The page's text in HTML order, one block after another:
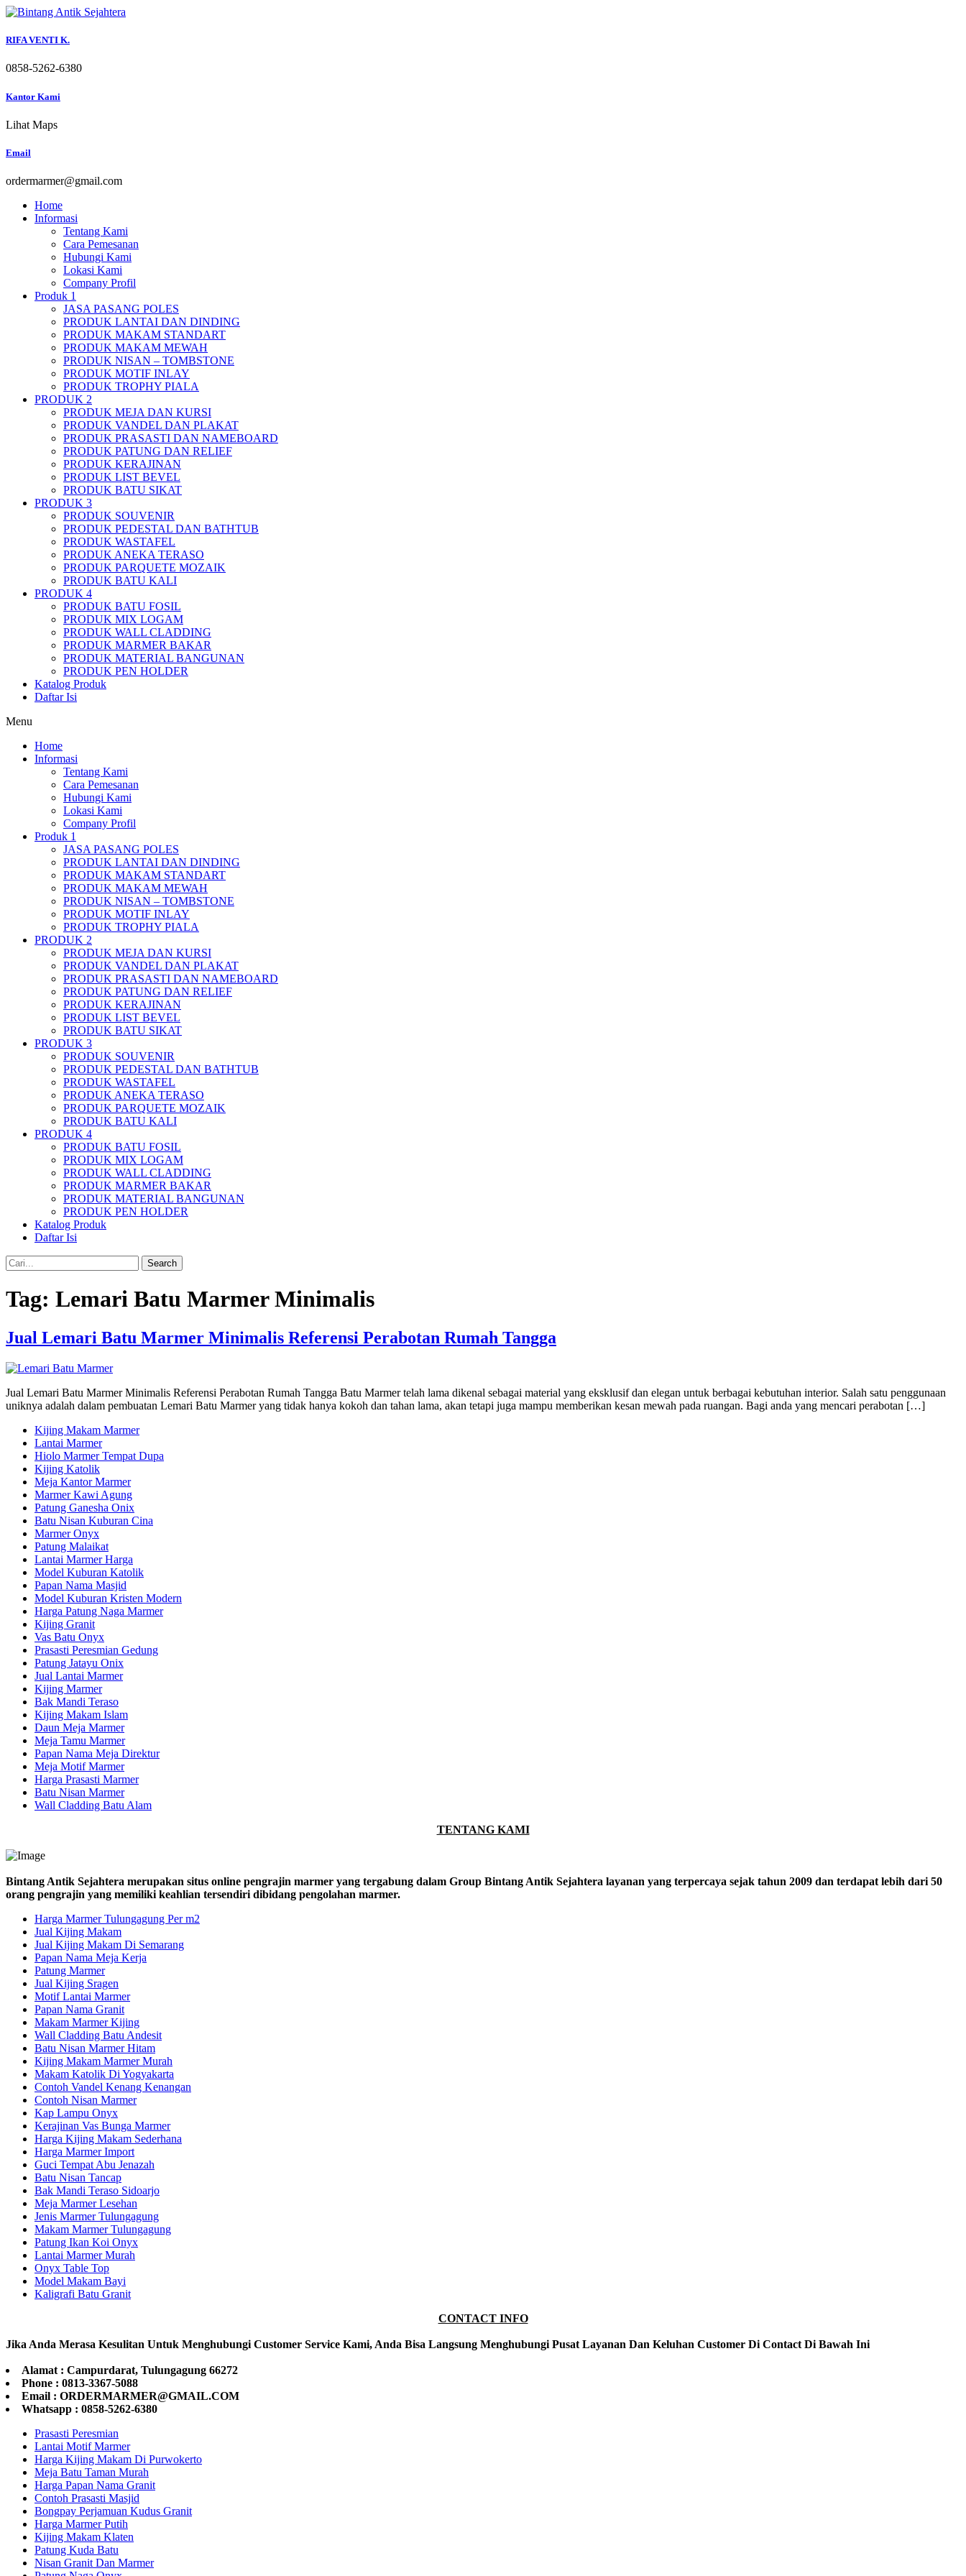
Skip
content
RIFA VENTI K.
0858-5262-6380
Kantor Kami
Lihat Maps
Email
ordermarmer@gmail.com
Home
Informasi
Tentang Kami
Cara Pemesanan
Hubungi Kami
Lokasi Kami
Company Profil
Produk 1
JASA PASANG POLES
PRODUK LANTAI DAN DINDING
PRODUK MAKAM STANDART
PRODUK MAKAM MEWAH
PRODUK NISAN – TOMBSTONE
PRODUK MOTIF INLAY
PRODUK TROPHY PIALA
PRODUK 2
PRODUK MEJA DAN KURSI
PRODUK VANDEL DAN PLAKAT
PRODUK PRASASTI DAN NAMEBOARD
PRODUK PATUNG DAN RELIEF
PRODUK KERAJINAN
PRODUK LIST BEVEL
PRODUK BATU SIKAT
PRODUK 3
PRODUK SOUVENIR
PRODUK PEDESTAL DAN BATHTUB
PRODUK WASTAFEL
PRODUK ANEKA TERASO
PRODUK PARQUETE MOZAIK
PRODUK BATU KALI
PRODUK 4
PRODUK BATU FOSIL
PRODUK MIX LOGAM
PRODUK WALL CLADDING
PRODUK MARMER BAKAR
PRODUK MATERIAL BANGUNAN
PRODUK PEN HOLDER
Katalog Produk
Daftar Isi
Menu
Home
Informasi
Tentang Kami
Cara Pemesanan
Hubungi Kami
Lokasi Kami
Company Profil
Produk 1
JASA PASANG POLES
PRODUK LANTAI DAN DINDING
PRODUK MAKAM STANDART
PRODUK MAKAM MEWAH
PRODUK NISAN – TOMBSTONE
PRODUK MOTIF INLAY
PRODUK TROPHY PIALA
PRODUK 2
PRODUK MEJA DAN KURSI
PRODUK VANDEL DAN PLAKAT
PRODUK PRASASTI DAN NAMEBOARD
PRODUK PATUNG DAN RELIEF
PRODUK KERAJINAN
PRODUK LIST BEVEL
PRODUK BATU SIKAT
PRODUK 3
PRODUK SOUVENIR
PRODUK PEDESTAL DAN BATHTUB
PRODUK WASTAFEL
PRODUK ANEKA TERASO
PRODUK PARQUETE MOZAIK
PRODUK BATU KALI
PRODUK 4
PRODUK BATU FOSIL
PRODUK MIX LOGAM
PRODUK WALL CLADDING
PRODUK MARMER BAKAR
PRODUK MATERIAL BANGUNAN
PRODUK PEN HOLDER
Katalog Produk
Daftar Isi
Search
Tag: Lemari Batu Marmer Minimalis
Jual Lemari Batu Marmer Minimalis Referensi Perabotan Rumah Tangga
Jual Lemari Batu Marmer Minimalis Referensi Perabotan Rumah Tangga Batu Marmer telah lama dikenal sebagai material yang eksklusif dan elegan untuk berbagai kebutuhan interior. Salah satu penggunaan
uniknya adalah dalam pembuatan Lemari Batu Marmer yang tidak hanya kokoh dan tahan lama, akan tetapi juga mampu memberikan kesan mewah pada ruangan. Bagi anda yang mencari perabotan […]
Kijing Makam Marmer
Lantai Marmer
Hiolo Marmer Tempat Dupa
Kijing Katolik
Meja Kantor Marmer
Marmer Kawi Agung
Patung Ganesha Onix
Batu Nisan Kuburan Cina
Marmer Onyx
Patung Malaikat
Lantai Marmer Harga
Model Kuburan Katolik
Papan Nama Masjid
Model Kuburan Kristen Modern
Harga Patung Naga Marmer
Kijing Granit
Vas Batu Onyx
Prasasti Peresmian Gedung
Patung Jatayu Onix
Jual Lantai Marmer
Kijing Marmer
Bak Mandi Teraso
Kijing Makam Islam
Daun Meja Marmer
Meja Tamu Marmer
Papan Nama Meja Direktur
Meja Motif Marmer
Harga Prasasti Marmer
Batu Nisan Marmer
Wall Cladding Batu Alam
TENTANG KAMI
Bintang Antik Sejahtera merupakan situs online pengrajin marmer yang tergabung dalam Group Bintang Antik Sejahtera layanan yang terpercaya sejak tahun 2009 dan terdapat lebih dari 50
orang pengrajin yang memiliki keahlian tersendiri dibidang pengolahan marmer.
Harga Marmer Tulungagung Per m2
Jual Kijing Makam
Jual Kijing Makam Di Semarang
Papan Nama Meja Kerja
Patung Marmer
Jual Kijing Sragen
Motif Lantai Marmer
Papan Nama Granit
Makam Marmer Kijing
Wall Cladding Batu Andesit
Batu Nisan Marmer Hitam
Kijing Makam Marmer Murah
Makam Katolik Di Yogyakarta
Contoh Vandel Kenang Kenangan
Contoh Nisan Marmer
Kap Lampu Onyx
Kerajinan Vas Bunga Marmer
Harga Kijing Makam Sederhana
Harga Marmer Import
Guci Tempat Abu Jenazah
Batu Nisan Tancap
Bak Mandi Teraso Sidoarjo
Meja Marmer Lesehan
Jenis Marmer Tulungagung
Makam Marmer Tulungagung
Patung Ikan Koi Onyx
Lantai Marmer Murah
Onyx Table Top
Model Makam Bayi
Kaligrafi Batu Granit
CONTACT INFO
Jika Anda Merasa Kesulitan Untuk Menghubungi Customer Service Kami, Anda Bisa Langsung Menghubungi Pusat Layanan Dan Keluhan Customer Di Contact Di Bawah Ini
Alamat : Campurdarat, Tulungagung 66272
Phone : 0813-3367-5088
Email : ORDERMARMER@GMAIL.COM
Whatsapp : 0858-5262-6380
Prasasti Peresmian
Lantai Motif Marmer
Harga Kijing Makam Di Purwokerto
Meja Batu Taman Murah
Harga Papan Nama Granit
Contoh Prasasti Masjid
Bongpay Perjamuan Kudus Granit
Harga Marmer Putih
Kijing Makam Klaten
Patung Kuda Batu
Nisan Granit Dan Marmer